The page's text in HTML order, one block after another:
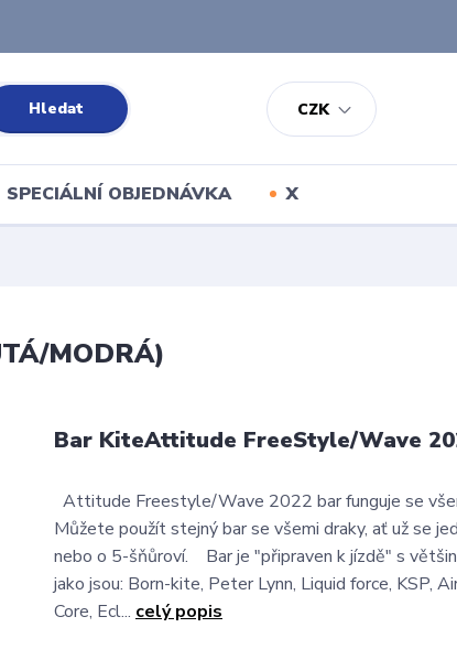
CZK
Hledat
SPECIÁLNÍ OBJEDNÁVKA X
MODRÁ)
Bar KiteAttitude FreeStyle/Wave
Attitude Freestyle/Wave 2022 bar funguje se
Můžete použít stejný bar se všemi draky, ať už se
nebo o 5-šňůroví. Bar je "připraven k jízdě" s
jako jsou: Born-kite, Peter Lynn, Liquid force, KSP,
Core, Ecl... celý popis